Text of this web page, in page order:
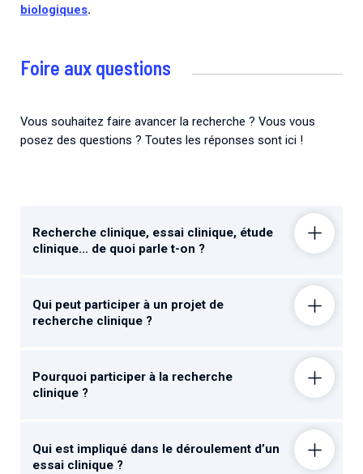
biologiques.
Foire aux questions
Vous souhaitez faire avancer la recherche ? Vous vous
posez des questions ? Toutes les réponses sont ici !
Recherche clinique, essai clinique, étude
clinique... de quoi parle t-on ?
Qui peut participer à un projet de
recherche clinique ?
Pourquoi participer à la recherche
clinique ?
Qui est impliqué dans le déroulement d’un
essai clinique ?